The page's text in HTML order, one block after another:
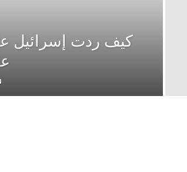
كيف ردت إسرائيل